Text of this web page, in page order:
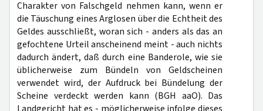
Charakter von Falschgeld nehmen kann, wenn er
die Täuschung eines Arglosen über die Echtheit des
Geldes ausschließt, woran sich - anders als das an
gefochtene Urteil anscheinend meint - auch nichts
dadurch ändert, daß durch eine Banderole, wie sie
üblicherweise zum Bündeln von Geldscheinen
verwendet wird, der Aufdruck bei Bündelung der
Scheine verdeckt werden kann (BGH aaO). Das